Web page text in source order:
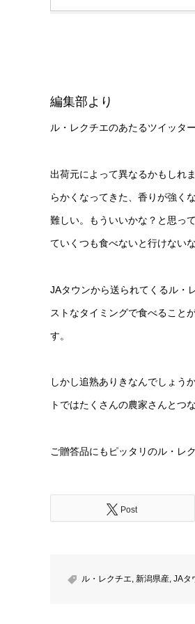
編集部より
ル・レクチエのあたるツイッタ
出荷元によって異なるかもしれ
らかくなってきた、香りが強く
難しい。もういいかな？と思っ
ていくつも食べないと行けない
JAタウンから送られてくるル・
ストなタイミングで食べること
す。
しかし追熟ありきなんでしょう
トではたくさんの農家さんとつ
ご贈答品にもピッタリのル・レ
Post
ル・レクチエ, 新潟県産, JAタ